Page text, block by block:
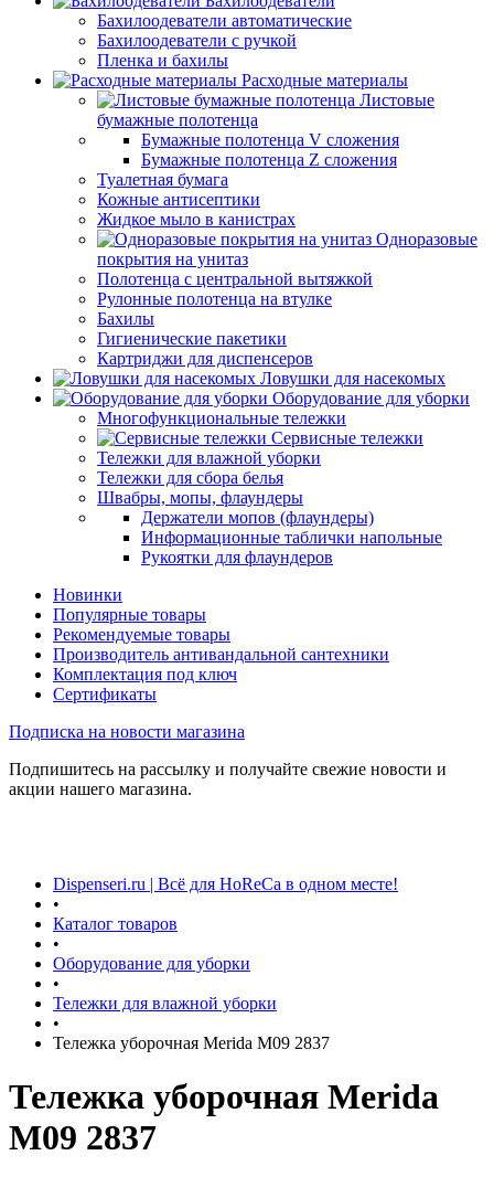
Бахилоодеватели автоматические
Бахилоодеватели с ручкой
Пленка и бахилы
Расходные материалы
Листовые
бумажные полотенца
Бумажные полотенца V сложения
Бумажные полотенца Z сложения
Туалетная бумага
Кожные антисептики
Жидкое мыло в канистрах
Одноразовые
покрытия на унитаз
Полотенца с центральной вытяжкой
Рулонные полотенца на втулке
Бахилы
Гигиенические пакетики
Картриджи для диспенсеров
Ловушки для насекомых
Оборудование для уборки
Многофункциональные тележки
Сервисные тележки
Тележки для влажной уборки
Тележки для сбора белья
Швабры, мопы, флаундеры
Держатели мопов (флаундеры)
Информационные таблички напольные
Рукоятки для флаундеров
Новинки
Популярные товары
Рекомендуемые товары
Производитель антивандальной сантехники
Комплектация под ключ
Сертификаты
Подписка на новости магазина
Подпишитесь на рассылку и получайте свежие новости и
акции нашего магазина.
Dispenseri.ru | Всё для HoReCa в одном месте!
•
Каталог товаров
•
Оборудование для уборки
•
Тележки для влажной уборки
•
Тележка уборочная Merida M09 2837
Тележка уборочная Merida
M09 2837